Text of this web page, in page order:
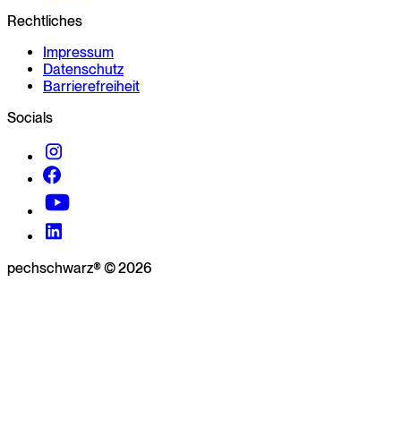
Rechtliches
Impressum
Datenschutz
Barrierefreiheit
Socials
pechschwarz® © 2026